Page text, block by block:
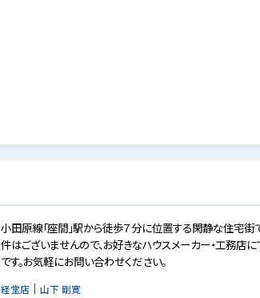
小田原線「座間」駅から徒歩７分に位置する閑静な住宅街
件はございませんので、お好きなハウスメーカー・工務店
です。お気軽にお問い合わせください。
経堂店 ｜山下 剛寛